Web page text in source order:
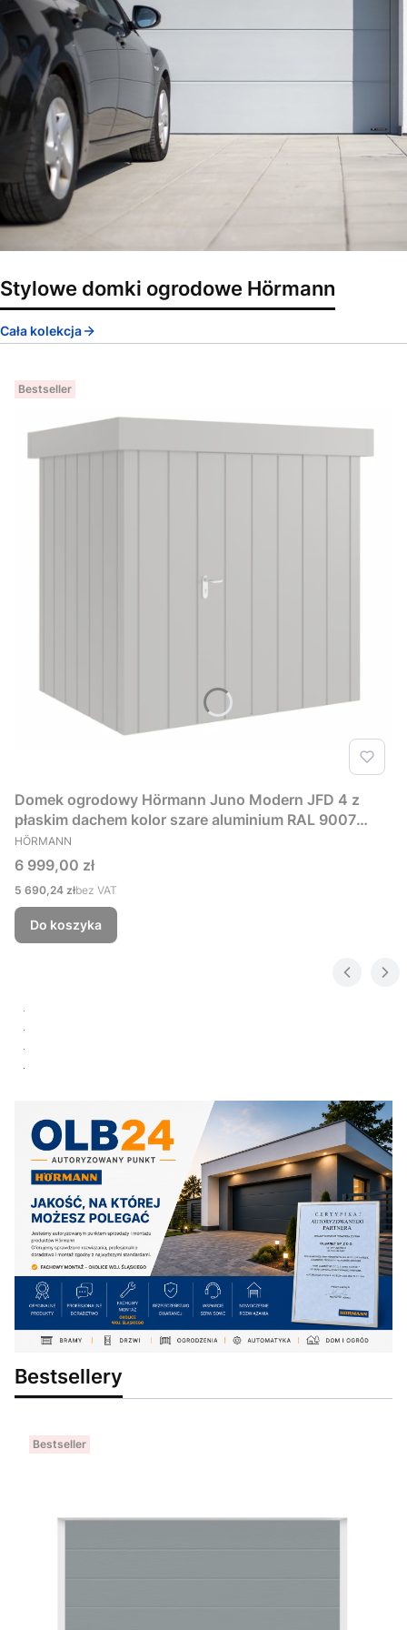
Stylowe domki ogrodowe Hörmann
Cała kolekcja
Bestseller
Domek ogrodowy Hörmann Juno Modern JFD 4 z
płaskim dachem kolor szare aluminium RAL 9007
229x181 cm
PRODUCENT
HÖRMANN
Cena
6 999,00 zł
Cena
5 690,24 złbez VAT
Do koszyka
Bestsellery
Bestseller